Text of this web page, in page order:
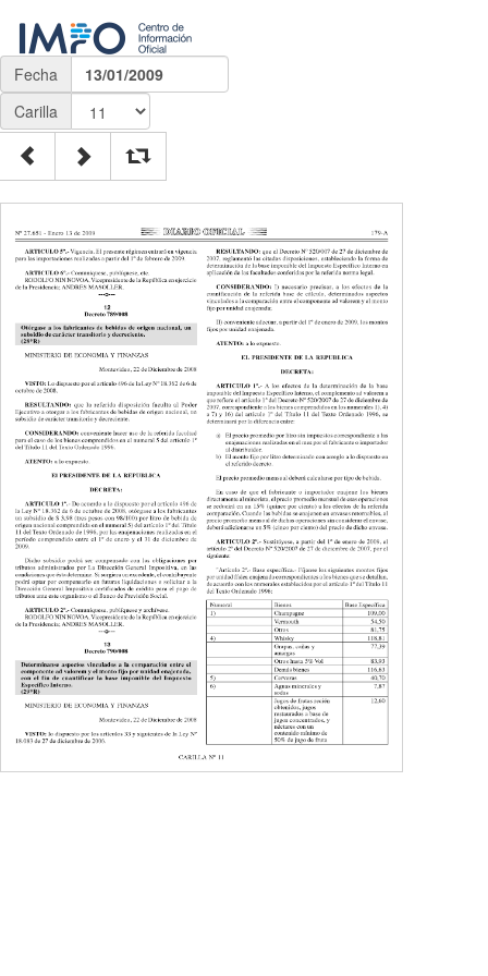
Fecha
13/01/2009
Carilla